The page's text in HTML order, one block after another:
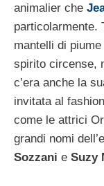
animalier che
particolarmente.
mantelli di
spirito circense,
c’era anche la
invitata al
come le attrici
grandi nomi
Sozzani e Suzy